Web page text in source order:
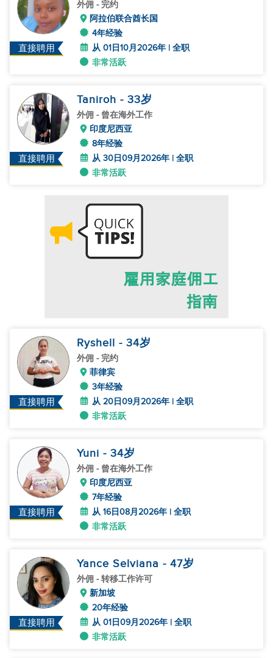
直接聘用
外佣 - 完约
阿拉伯联合酋长国
4年经验
从 01日10月2026年 | 全职
非常活跃
直接聘用
Taniroh - 33岁
外佣 - 曾在海外工作
印度尼西亚
8年经验
从 30日09月2026年 | 全职
非常活跃
直接聘用
Ryshell - 34岁
外佣 - 完约
菲律宾
3年经验
从 20日09月2026年 | 全职
非常活跃
直接聘用
Yuni - 34岁
外佣 - 曾在海外工作
印度尼西亚
7年经验
从 16日08月2026年 | 全职
非常活跃
直接聘用
Yance Selviana - 47岁
外佣 - 转移工作许可
新加坡
20年经验
从 01日09月2026年 | 全职
非常活跃